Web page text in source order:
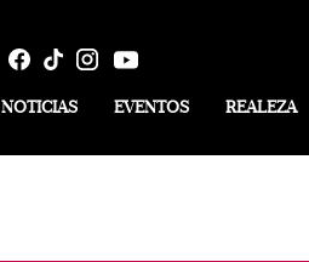
NOTICIAS EVENTOS REALEZA